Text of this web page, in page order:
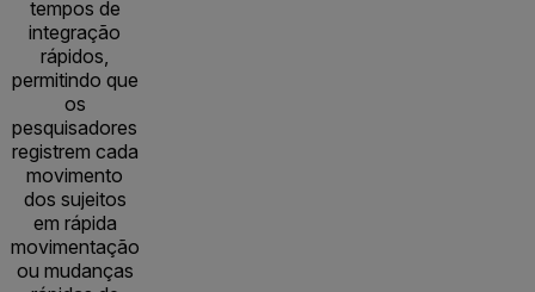
tempos de
integração
rápidos,
permitindo que
os
pesquisadores
registrem cada
movimento
dos sujeitos
em rápida
movimentação
ou mudanças